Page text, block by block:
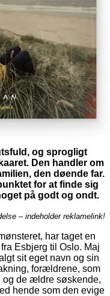
og sprogligt
Den handler om
den døende far.
for at finde sig
på godt og ondt.
– indeholder reklamelink!
har taget en
Esbjerg til Oslo. Maj
sit eget navn og sin
forældrene, som
og de ældre søskende,
hende som den evige